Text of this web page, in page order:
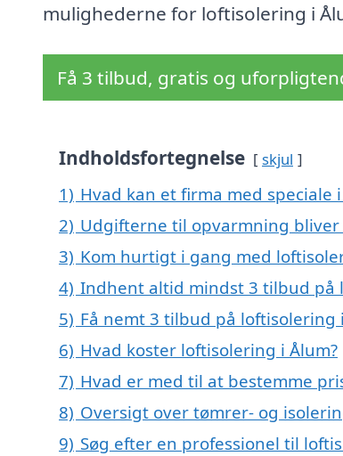
mulighederne for loftisolering i
Få 3 tilbud, gratis og
Indholdsfortegnelse skjul
1) Hvad kan et firma med
2) Udgifterne til opvarmning bliver
3) Kom hurtigt i gang med
4) Indhent altid mindst 3 tilbud på
5) Få nemt 3 tilbud på
6) Hvad koster loftisolering i Ålum?
7) Hvad er med til at bestemme
8) Oversigt over tømrer- og
9) Søg efter en professionel til